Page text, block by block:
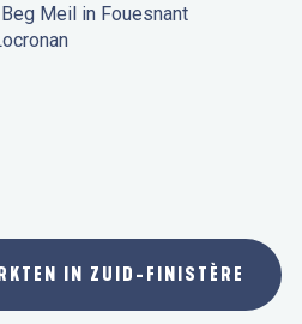
Meil in Fouesnant
IN ZUID-FINISTÈRE